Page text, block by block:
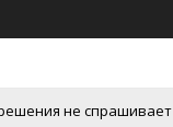
не спрашивает